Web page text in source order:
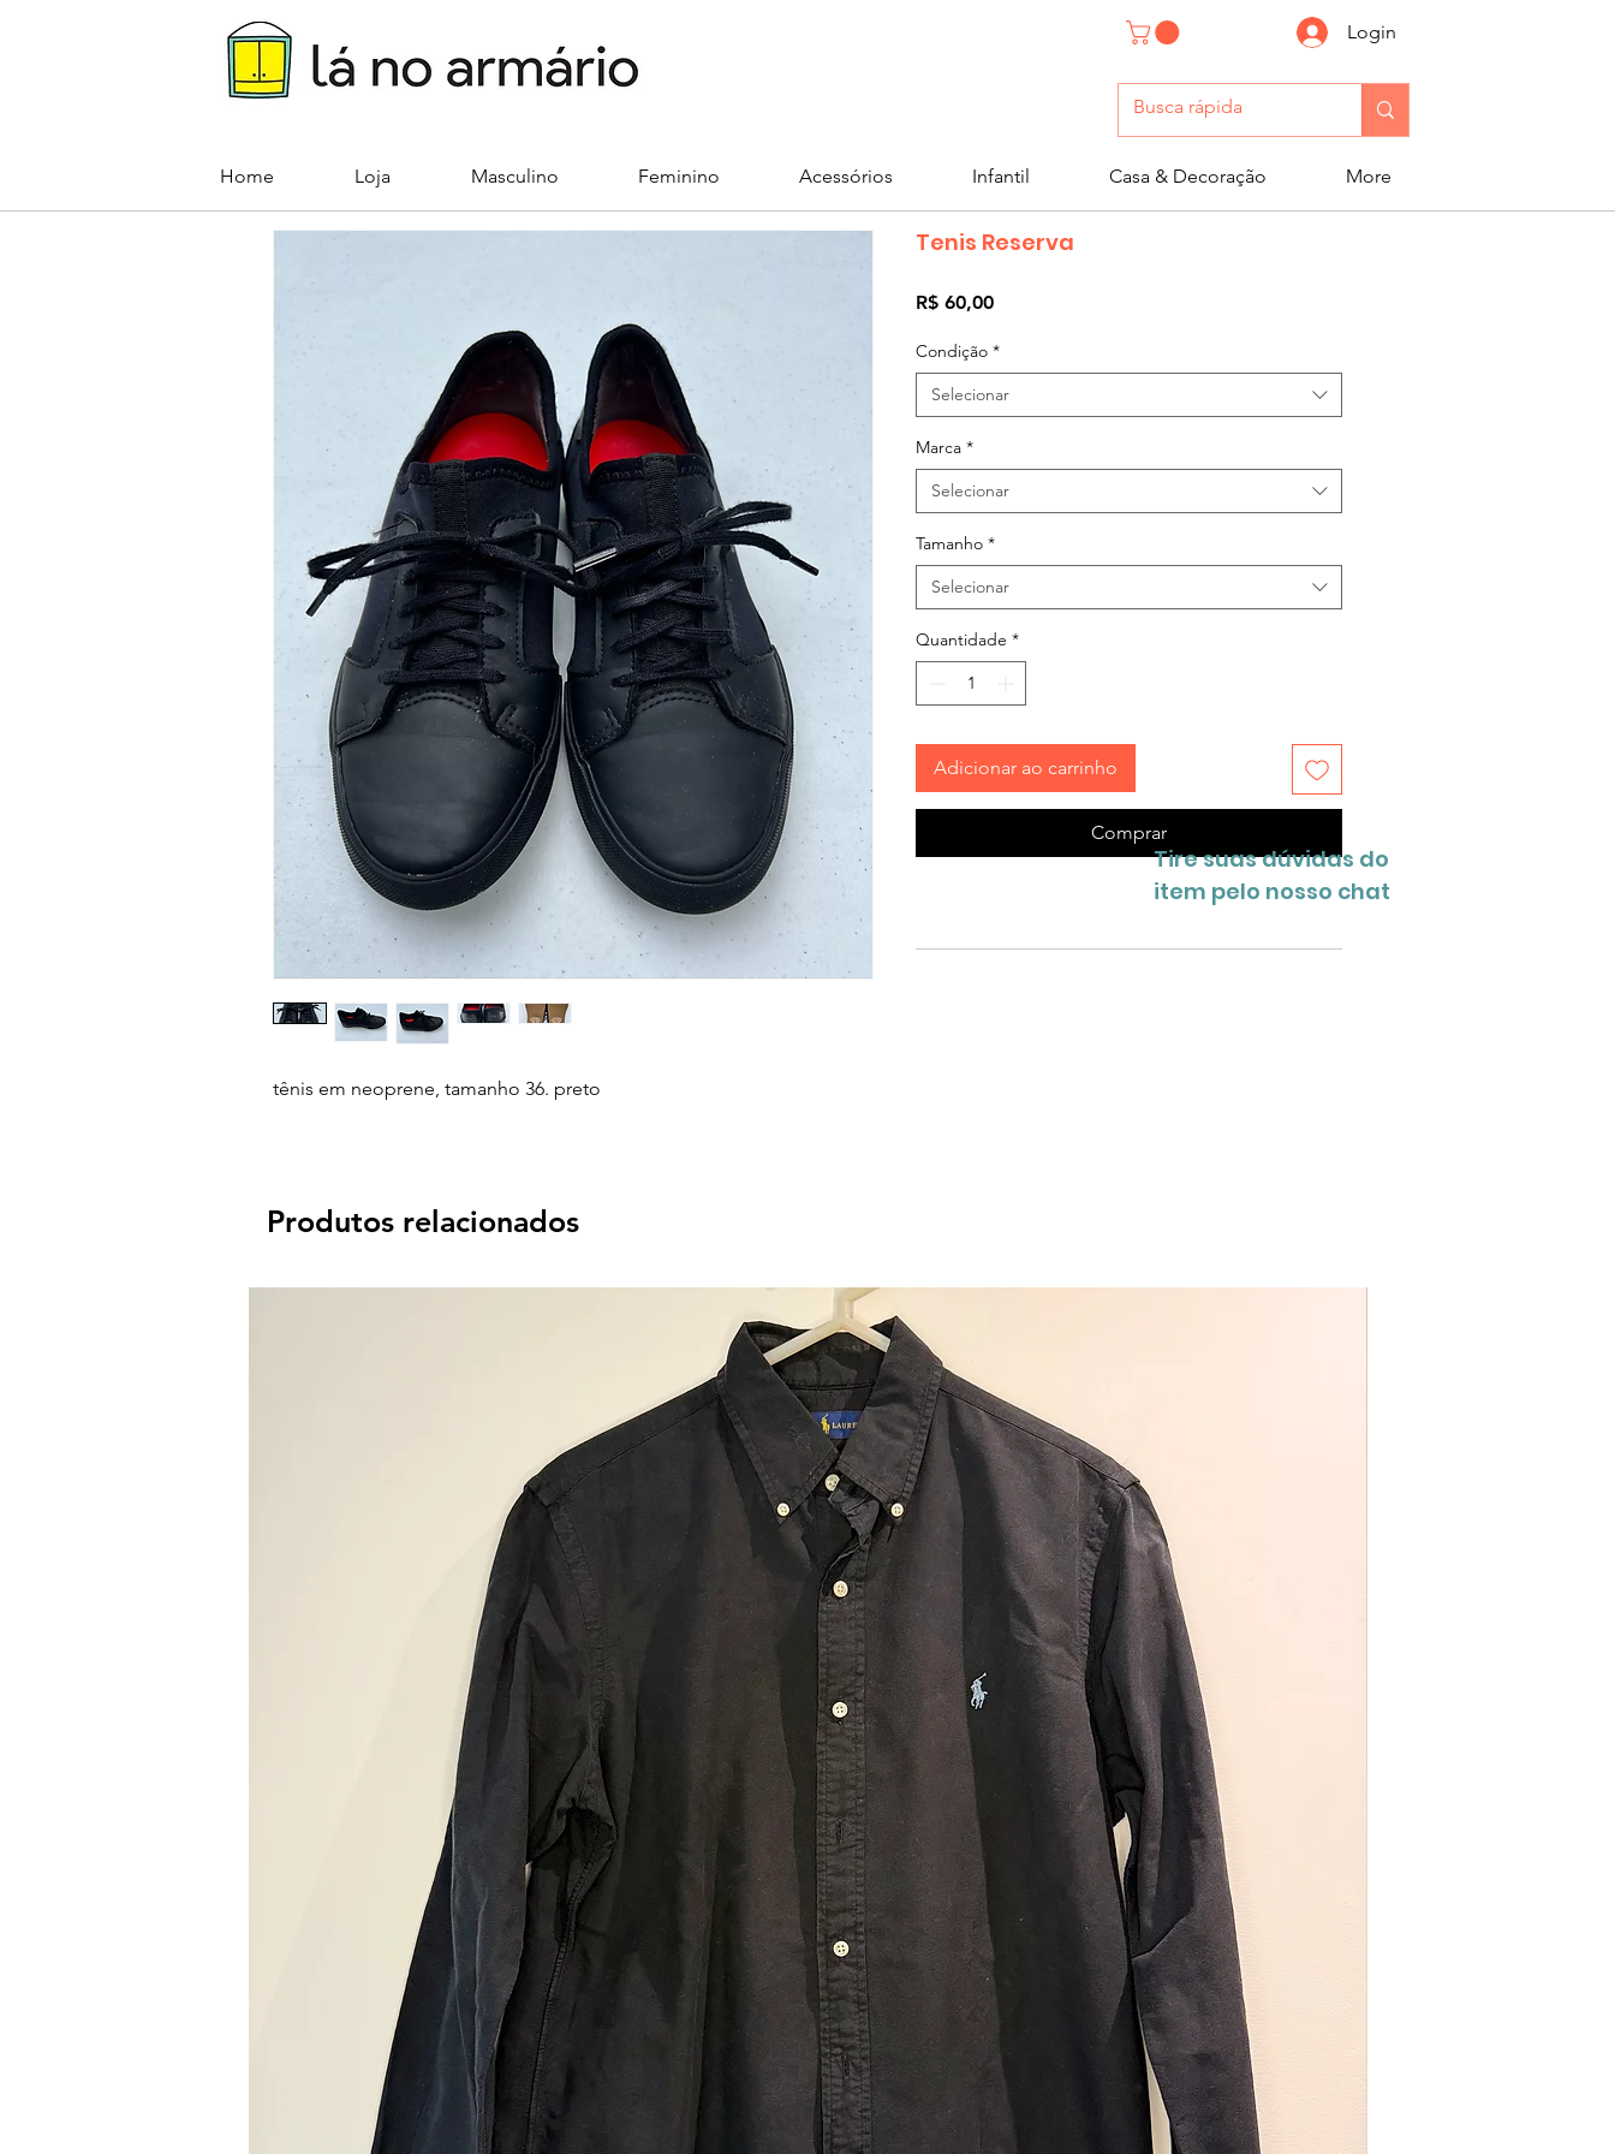
Login
Home Loja Masculino Feminino Acessórios Infantil Casa & Decoração More
tênis em neoprene, tamanho 36. preto
Tenis Reserva
R$ 60,00Preço
Condição *
Selecionar
Marca *
Selecionar
Tamanho *
Selecionar
Quantidade *
Adicionar ao carrinho
Comprar
Tire suas dúvidas do
item pelo nosso chat
Produtos relacionados